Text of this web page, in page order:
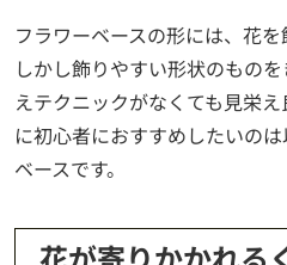
フラワーベースの形には、花を
しかし飾りやすい形状のもの
えテクニックがなくても見栄
に初心者におすすめしたいの
ベースです。